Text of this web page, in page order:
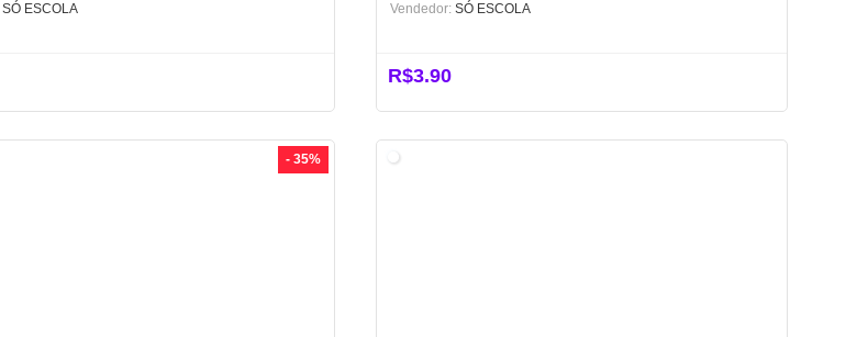
SÓ ESCOLA Vendedor: SÓ ESCOLA
R$3.90
- 35%